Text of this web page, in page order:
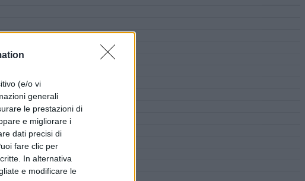
(e/o vi
generali
le prestazioni di
e migliorare i
dati precisi di
fare clic per
In alternativa
e modificare le